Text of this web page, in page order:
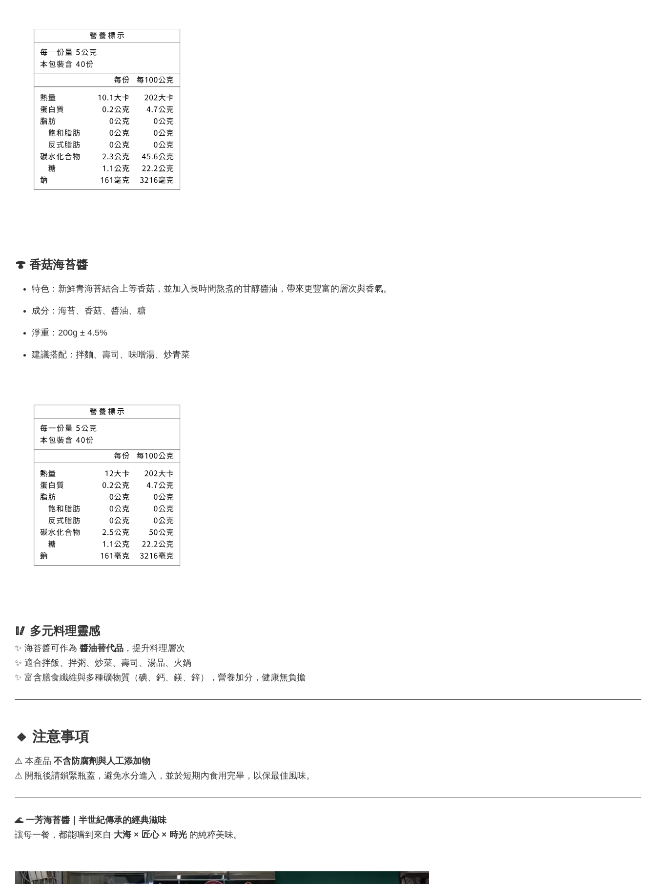
🍄 香菇海苔醬
特色：新鮮青海苔結合上等香菇，並加入長時間熬煮的甘醇醬油，帶來更豐富的層次與香氣。
成分：海苔、香菇、醬油、糖
淨重：200g ± 4.5%
建議搭配：拌麵、壽司、味噌湯、炒青菜
🥢 多元料理靈感
✨ 海苔醬可作為 醬油替代品 ，提升料理層次
✨ 適合拌飯、拌粥、炒菜、壽司、湯品、火鍋
✨ 富含膳食纖維與多種礦物質（碘、鈣、鎂、鋅），營養加分，健康無負擔
🔸 注意事項
⚠ 本產品 不含防腐劑與人工添加物
⚠ 開瓶後請鎖緊瓶蓋，避免水分進入，並於短期內食用完畢，以保最佳風味。
🌊 一芳海苔醬｜半世紀傳承的經典滋味
讓每一餐，都能嚐到來自 大海 × 匠心 × 時光 的純粹美味。